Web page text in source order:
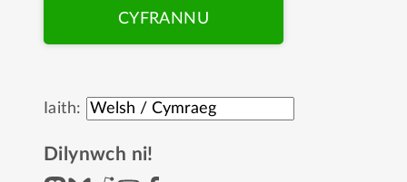
CYFRANNU
Iaith:
Dilynwch ni!